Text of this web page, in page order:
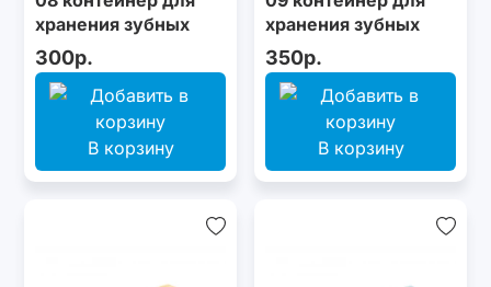
хранения зубных
конструкций
300р.
В корзину
хранения зубных
конструкций
350р.
В корзину